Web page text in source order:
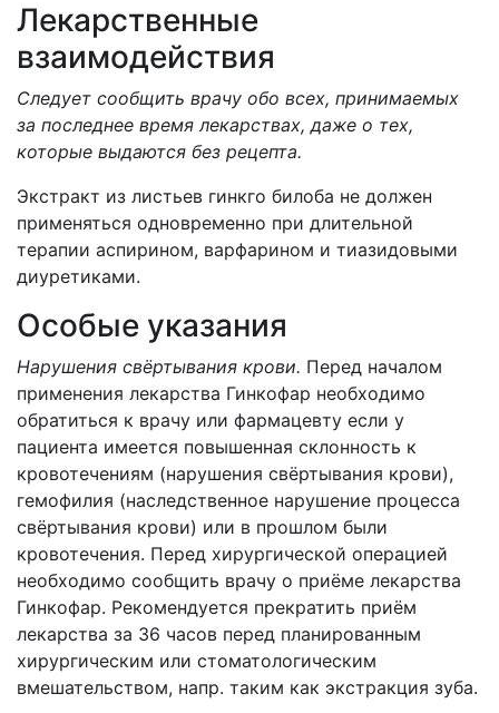
Лекарственные
взаимодействия
Следует сообщить врачу обо всех, принимаемых
за последнее время лекарствах, даже о тех,
которые выдаются без рецепта.
Экстракт из листьев гинкго билоба не должен
применяться одновременно при длительной
терапии аспирином, варфарином и тиазидовыми
диуретиками.
Особые указания
Нарушения свёртывания крови. Перед началом
применения лекарства Гинкофар необходимо
обратиться к врачу или фармацевту если у
пациента имеется повышенная склонность к
кровотечениям (нарушения свёртывания крови),
гемофилия (наследственное нарушение процесса
свёртывания крови) или в прошлом были
кровотечения. Перед хирургической операцией
необходимо сообщить врачу о приёме лекарства
Гинкофар. Рекомендуется прекратить приём
лекарства за 36 часов перед планированным
хирургическим или стоматологическим
вмешательством, напр. таким как экстракция зуба.